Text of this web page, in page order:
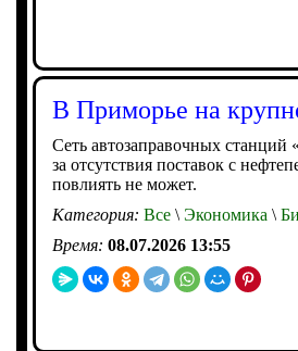
В Приморье на
Сеть автозаправочных
за отсутствия поставок с
повлиять не может.
Категория: Все \ Экономика \
Время: 08.07.2026 13:55